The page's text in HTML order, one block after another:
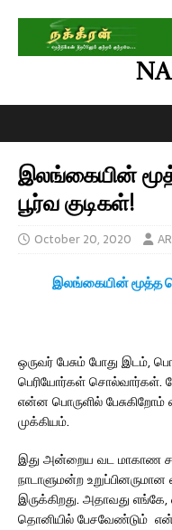
இலங்கையின்
பூர்வ குடிகள்!
October 20, 2020
இலங்கையின் மூத்த
ஒருவர் பேசும் போது இடம்,
பெரியோர்கள் சொல்வார்கள்.
என்ன பொருளில்
முக்கியம்.
இது அன்றைய வட மாகாண
நாடாளுமன்ற
இருக்கிறது. அதாவது
தொனியில் பேசவேண்டும்